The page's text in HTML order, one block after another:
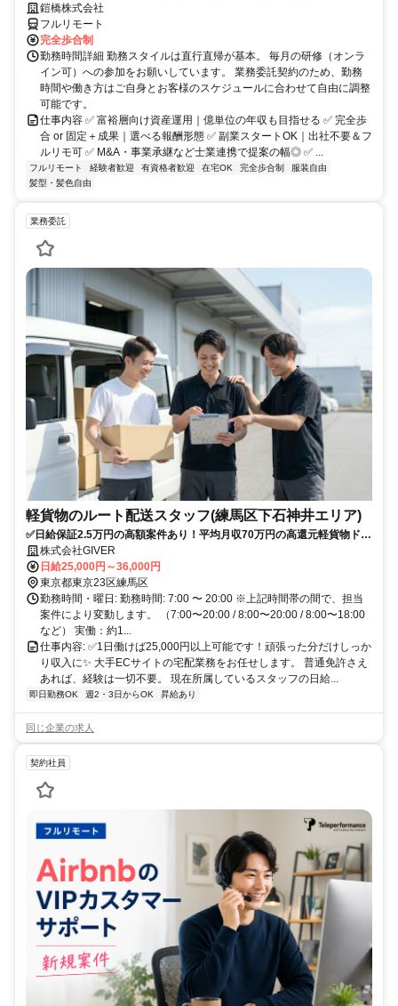
鎧橋株式会社
フルリモート
完全歩合制
勤務時間詳細 勤務スタイルは直行直帰が基本。 毎月の研修（オンラ
イン可）への参加をお願いしています。 業務委託契約のため、勤務
時間や働き方はご自身とお客様のスケジュールに合わせて自由に調整
可能です。
仕事内容 ✅ 富裕層向け資産運用｜億単位の年収も目指せる ✅ 完全歩
合 or 固定＋成果｜選べる報酬形態 ✅ 副業スタートOK｜出社不要＆フ
ルリモ可 ✅ M&A・事業承継など士業連携で提案の幅◎ ✅ ...
フルリモート 経験者歓迎 有資格者歓迎 在宅OK 完全歩合制
服装自由
髪型・髪色自由
業務委託
軽貨物のルート配送スタッフ(練馬区下石神井エリア)
✅日給保証2.5万円の高額案件あり！平均月収70万円の高還元軽貨物ドラ
イバー⭐面談確約！未経験OK✨️車両リース月2.5万円～✅️独立支援あり
株式会社GIVER
日給25,000円～36,000円
東京都東京23区練馬区
勤務時間・曜日: 勤務時間: 7:00 〜 20:00 ※上記時間帯の間で、担当
案件により変動します。 （7:00〜20:00 / 8:00〜20:00 / 8:00〜18:00
など） 実働：約1...
仕事内容: ✅️1日働けば25,000円以上可能です！頑張った分だけしっか
り収入に✨ 大手ECサイトの宅配業務をお任せします。 普通免許さえ
あれば、経験は一切不要。 現在所属しているスタッフの日給...
即日勤務OK 週2・3日からOK 昇給あり
同じ企業の求人
契約社員